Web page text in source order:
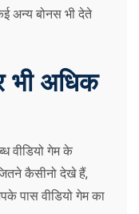
अन्य बोनस भी देते
भी अधिक
वीडियो गेम के
कैसीनो देखे हैं,
पास वीडियो गेम का